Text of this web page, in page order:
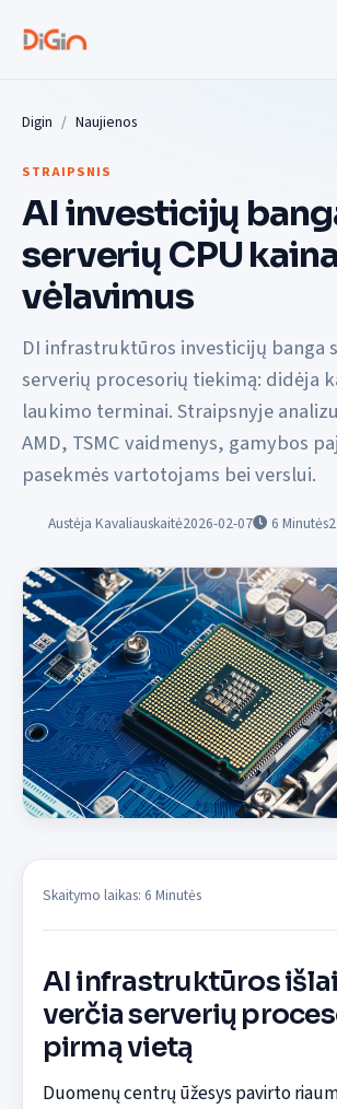
Digin Naujienos
STRAIPSNIS
AI investicijų
serverių CPU
vėlavimus
DI infrastruktūros investicijų banga
serverių procesorių tiekimą: didėja
laukimo terminai. Straipsnyje
AMD, TSMC vaidmenys, gamybos
pasekmės vartotojams bei verslui.
Austėja Kavaliauskaitė2026-02-07 6 Minutės
Skaitymo laikas: 6 Minutės
AI infrastruktūros
verčia serverių
pirmą vietą
Duomenų centrų ūžesys pavirto